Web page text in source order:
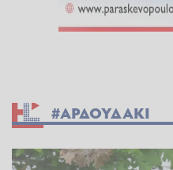
#ΑΡΔΟΥΔΑΚΙ